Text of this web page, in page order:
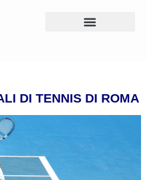
DI TENNIS DI ROMA